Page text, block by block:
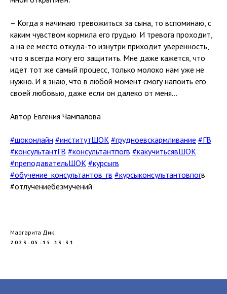
– Когда я начинаю тревожиться за сына, то вспоминаю, с
каким чувством кормила его грудью. И тревога проходит,
а на ее место откуда-то изнутри приходит уверенность,
что я всегда могу его защитить. Мне даже кажется, что
идет тот же самый процесс, только молоко нам уже не
нужно. И я знаю, что в любой момент смогу напоить его
своей любовью, даже если он далеко от меня…
Автор Евгения Чампалова
#шоконлайн #институтШОК #грудноевскармливание #ГВ
#консультантГВ #консультантпогв #какучитьсявШОК
#преподавательШОК #курсыгв
#обучение_консультантов_гв #курсыконсультантовпогв
#отлучениебезмучений
Маргарита Дик
2023-05-15 13:31